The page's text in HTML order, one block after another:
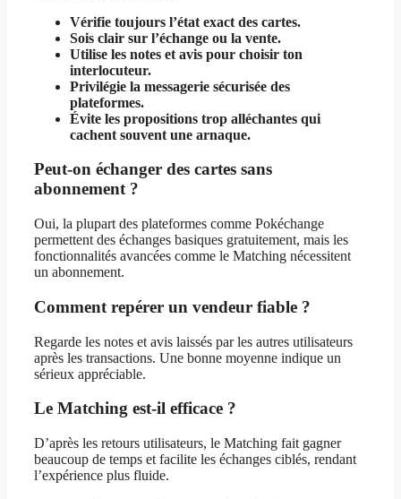
Vérifie toujours l’état exact des cartes.
Sois clair sur l’échange ou la vente.
Utilise les notes et avis pour choisir ton
interlocuteur.
Privilégie la messagerie sécurisée des
plateformes.
Évite les propositions trop alléchantes qui
cachent souvent une arnaque.
Peut-on échanger des cartes sans
abonnement ?
Oui, la plupart des plateformes comme Pokéchange
permettent des échanges basiques gratuitement, mais les
fonctionnalités avancées comme le Matching nécessitent
un abonnement.
Comment repérer un vendeur fiable ?
Regarde les notes et avis laissés par les autres utilisateurs
après les transactions. Une bonne moyenne indique un
sérieux appréciable.
Le Matching est-il efficace ?
D’après les retours utilisateurs, le Matching fait gagner
beaucoup de temps et facilite les échanges ciblés, rendant
l’expérience plus fluide.